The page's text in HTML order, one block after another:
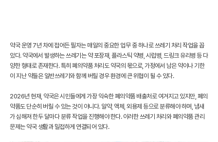
약국 운영 7년 차에 접어든 필자는 매일의 중요한 업무 중 하나로 쓰레기 처리 작업을 꼽
았다. 약국에서 발생하는 쓰레기는 약 포장재, 플라스틱 약병, 시럽병, 드링크 유리병 등 다
양한 형태로 존재한다. 특히 폐의약품 처리도 약국의 몫으로, 가정에서 남은 약이나 기한
이 지난 약들은 일반쓰레기와 함께 버릴 경우 환경에 큰 위협이 될 수 있다.
2026년 현재, 약국은 시민들에게 가장 익숙한 폐의약품 배출처로 여겨지고 있지만, 폐의
약품도 단순히 버릴 수 있는 것이 아니다. 알약, 액체, 외용제 등으로 분류해야 하며, 냄새
가 심해져 한두 달마다 분류 작업을 진행해야 한다. 이러한 쓰레기 처리와 폐의약품 관리
문제는 약국 생활과 밀접하게 연결되어 있다.